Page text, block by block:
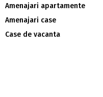
Amenajari apartamente
Amenajari case
Case de vacanta